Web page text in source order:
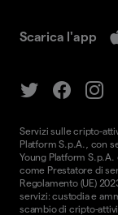
Scarica l'app
Servizi sulle cripto-
Platform S.p.A., con
Young Platform S.p.A.
come Prestatore di
Regolamento (UE)
servizi: custodia e
scambio di cripto-